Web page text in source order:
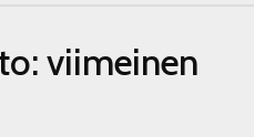
viimeinen